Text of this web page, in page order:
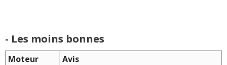
- Les moins bonnes
Moteur
Avis